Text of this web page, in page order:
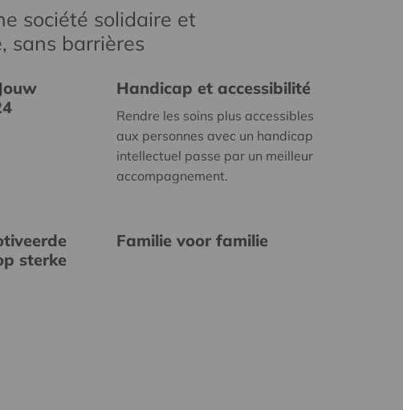
société solidaire et
sans barrières
Handicap et accessibilité
Rendre les soins plus accessibles
aux personnes avec un handicap
intellectuel passe par un meilleur
accompagnement.
sterke
Familie voor familie